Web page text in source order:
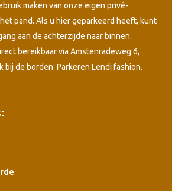
maken van onze eigen privé-
pand. Als u hier geparkeerd heeft, kunt
aan de achterzijde naar binnen.
bereikbaar via Amstenradeweg 6,
bij de borden: Parkeren Lendi fashion.